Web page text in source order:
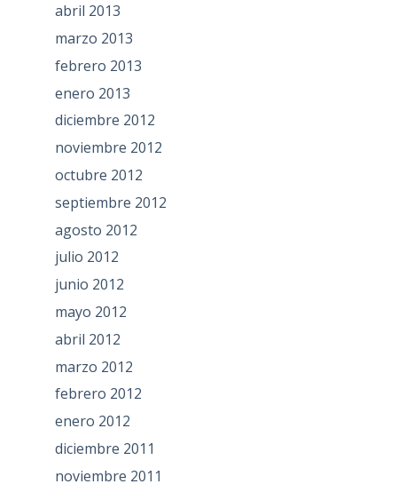
abril 2013
marzo 2013
febrero 2013
enero 2013
diciembre 2012
noviembre 2012
octubre 2012
septiembre 2012
agosto 2012
julio 2012
junio 2012
mayo 2012
abril 2012
marzo 2012
febrero 2012
enero 2012
diciembre 2011
noviembre 2011